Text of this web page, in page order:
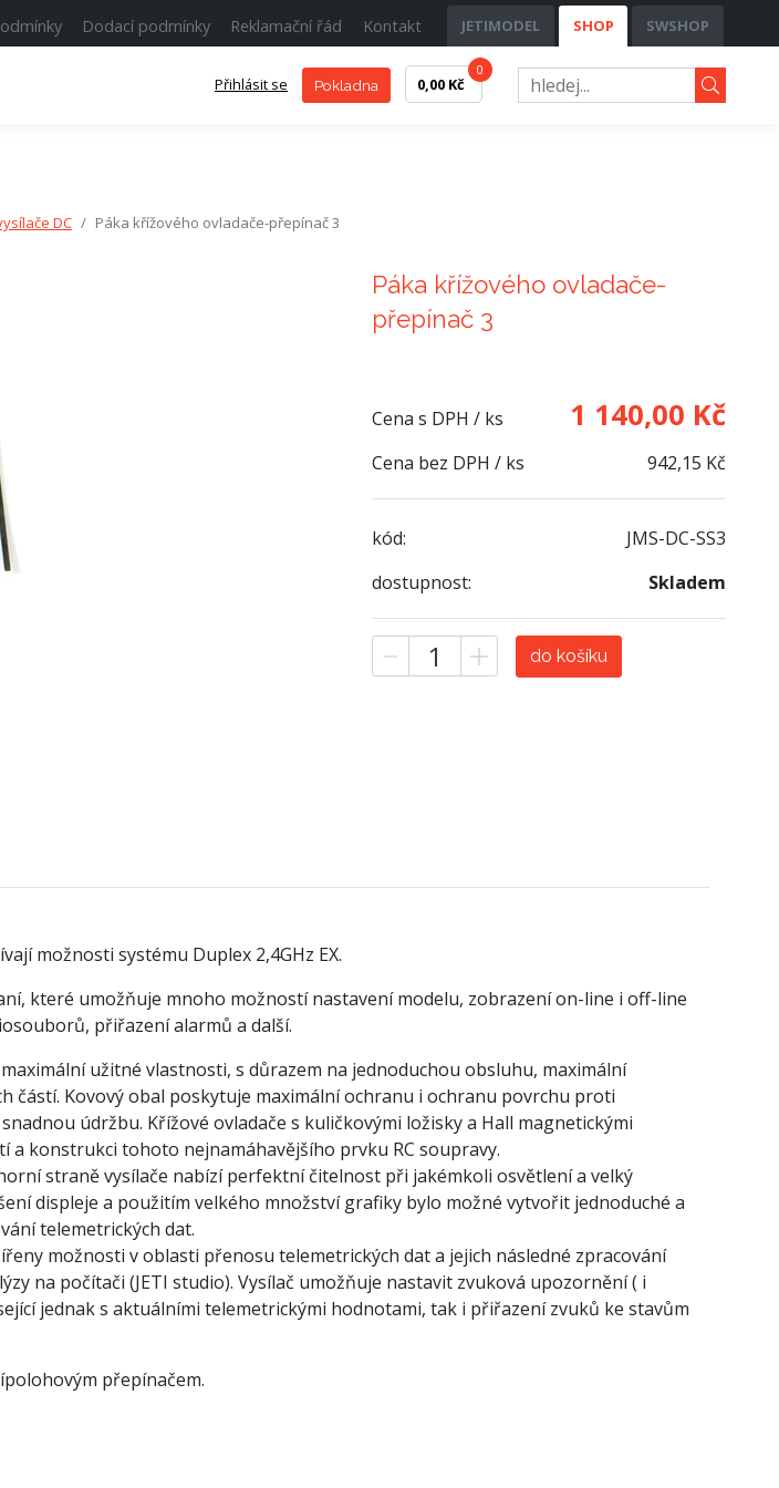
Dodací podmínky Reklamační řád Kontakt JETIMODEL SHOP SWSHOP
Přihlásit se Pokladna 0,00 Kč
0
DC Páka křížového ovladače-přepínač 3
Páka křížového ovladače-
přepínač 3
Cena s DPH / ks 1 140,00 Kč
Cena bez DPH / ks 942,15 Kč
kód:
JMS-DC-SS3
dostupnost:
Skladem
do košíku
možnosti systému Duplex 2,4GHz EX.
které umožňuje mnoho možností nastavení modelu, zobrazení on-line i off-line
přiřazení alarmů a další.
užitné vlastnosti, s důrazem na jednoduchou obsluhu, maximální
částí. Kovový obal poskytuje maximální ochranu i ochranu povrchu proti
údržbu. Křížové ovladače s kuličkovými ložisky a Hall magnetickými
a konstrukci tohoto nejnamáhavějšího prvku RC soupravy.
straně vysílače nabízí perfektní čitelnost při jakémkoli osvětlení a velký
displeje a použitím velkého množství grafiky bylo možné vytvořit jednoduché a
telemetrických dat.
možnosti v oblasti přenosu telemetrických dat a jejich následné zpracování
na počítači (JETI studio). Vysílač umožňuje nastavit zvuková upozornění ( i
jednak s aktuálními telemetrickými hodnotami, tak i přiřazení zvuků ke stavům
přepínačem.